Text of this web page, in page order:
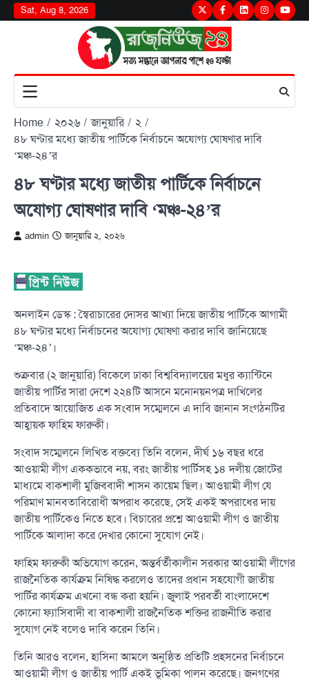
Skip
to
Sat, Aug 8, 2026 TwitterFacebook
LinkedInInstagram
Home ২০২৬ জানুয়ারি
২
৪৮ ঘণ্টার মধ্যে জাতীয় পার্টিকে নির্বাচনে অযোগ্য ঘোষণার দাবি
‘মঞ্চ-২৪’র
৪৮ ঘণ্টার মধ্যে জাতীয় পার্টিকে নির্বাচনে
অযোগ্য ঘোষণার দাবি ‘মঞ্চ-২৪’র
admin জানুয়ারি ২, ২০২৬
অনলাইন ডেস্ক : স্বৈরাচারের দোসর আখ্যা দিয়ে জাতীয় পার্টিকে আগামী
৪৮ ঘণ্টার মধ্যে নির্বাচনের অযোগ্য ঘোষণা করার দাবি জানিয়েছে
‘মঞ্চ-২৪’।
শুক্রবার (২ জানুয়ারি) বিকেলে ঢাকা বিশ্ববিদ্যালয়ের মধুর ক্যান্টিনে
জাতীয় পার্টির সারা দেশে ২২৪টি আসনে মনোনয়নপত্র দাখিলের
প্রতিবাদে আয়োজিত এক সংবাদ সম্মেলনে এ দাবি জানান সংগঠনটির
আহ্বায়ক ফাহিম ফারুকী।
সংবাদ সম্মেলনে লিখিত বক্তব্যে তিনি বলেন, দীর্ঘ ১৬ বছর ধরে
আওয়ামী লীগ এককভাবে নয়, বরং জাতীয় পার্টিসহ ১৪ দলীয় জোটের
মাধ্যমে বাকশালী মুজিববাদী শাসন কায়েম ছিল। আওয়ামী লীগ যে
পরিমাণ মানবতাবিরোধী অপরাধ করেছে, সেই একই অপরাধের দায়
জাতীয় পার্টিকেও নিতে হবে। বিচারের প্রশ্নে আওয়ামী লীগ ও জাতীয়
পার্টিকে আলাদা করে দেখার কোনো সুযোগ নেই।
ফাহিম ফারুকী অভিযোগ করেন, অন্তর্বর্তীকালীন সরকার আওয়ামী লীগের
রাজনৈতিক কার্যক্রম নিষিদ্ধ করলেও তাদের প্রধান সহযোগী জাতীয়
পার্টির কার্যক্রম এখনো বন্ধ করা হয়নি। জুলাই পরবর্তী বাংলাদেশে
কোনো ফ্যাসিবাদী বা বাকশালী রাজনৈতিক শক্তির রাজনীতি করার
সুযোগ নেই বলেও দাবি করেন তিনি।
তিনি আরও বলেন, হাসিনা আমলে অনুষ্ঠিত প্রতিটি প্রহসনের নির্বাচনে
আওয়ামী লীগ ও জাতীয় পার্টি একই ভূমিকা পালন করেছে। জনগণের